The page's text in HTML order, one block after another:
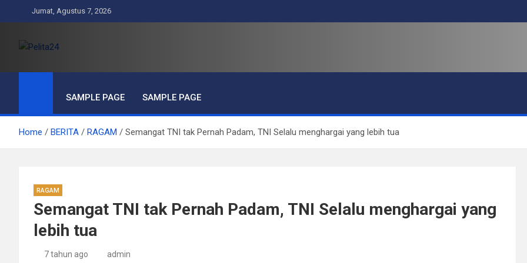
to
Jumat, Agustus 7, 2026
Pelita24
SAMPLE PAGE SAMPLE PAGE
Home BERITA RAGAM Semangat TNI tak Pernah Padam, TNI Selalu menghargai yang lebih tua
RAGAM
Semangat TNI tak Pernah Padam, TNI Selalu menghargai yang
lebih tua
7 tahun ago admin